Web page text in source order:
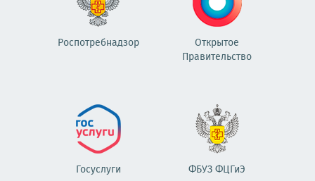
Роспотребнадзор
Открытое
Правительство
Госуслуги ФБУЗ ФЦГиЭ